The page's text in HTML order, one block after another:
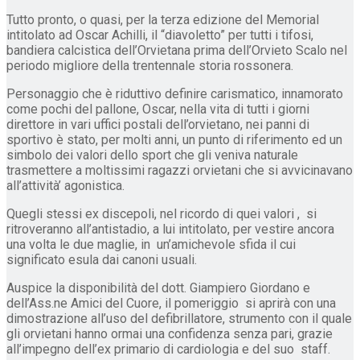
Tutto pronto, o quasi, per la terza edizione del Memorial
intitolato ad Oscar Achilli, il “diavoletto” per tutti i tifosi,
bandiera calcistica dell’Orvietana prima dell’Orvieto Scalo nel
periodo migliore della trentennale storia rossonera.
Personaggio che è riduttivo definire carismatico, innamorato
come pochi del pallone, Oscar, nella vita di tutti i giorni
direttore in vari uffici postali dell’orvietano, nei panni di
sportivo è stato, per molti anni, un punto di riferimento ed un
simbolo dei valori dello sport che gli veniva naturale
trasmettere a moltissimi ragazzi orvietani che si avvicinavano
all’attività’ agonistica.
Quegli stessi ex discepoli, nel ricordo di quei valori , si
ritroveranno all’antistadio, a lui intitolato, per vestire ancora
una volta le due maglie, in un’amichevole sfida il cui
significato esula dai canoni usuali.
Auspice la disponibilità del dott. Giampiero Giordano e
dell’Ass.ne Amici del Cuore, il pomeriggio si aprirà con una
dimostrazione all’uso del defibrillatore, strumento con il quale
gli orvietani hanno ormai una confidenza senza pari, grazie
all’impegno dell’ex primario di cardiologia e del suo staff.